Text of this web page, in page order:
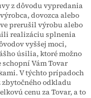
z dôvodu vypredania
dovozca alebo
prerušil výrobu alebo
realizáciu splnenia
vyššej moci,
úsilia, ktoré možno
Vám Tovar
V týchto prípadoch
zbytočného odkladu
cenu za Tovar, a to